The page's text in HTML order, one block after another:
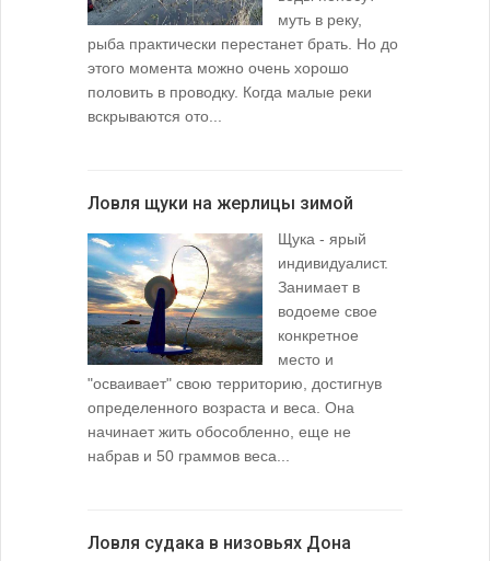
муть в реку,
рыба практически перестанет брать. Но до
этого момента можно очень хорошо
половить в проводку. Когда малые реки
вскрываются ото...
Ловля щуки на жерлицы зимой
Щука - ярый
индивидуалист.
Занимает в
водоеме свое
конкретное
место и
"осваивает" свою территорию, достигнув
определенного возраста и веса. Она
начинает жить обособленно, еще не
набрав и 50 граммов веса...
Ловля судака в низовьях Дона